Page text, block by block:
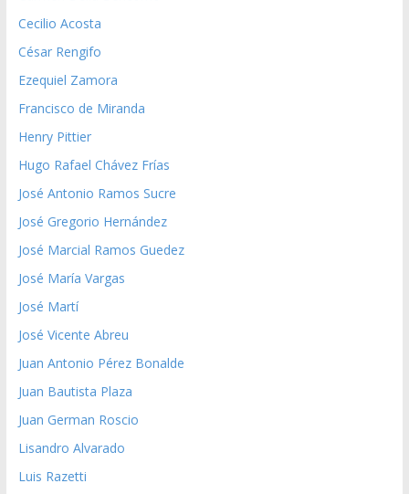
Cecilio Acosta
César Rengifo
Ezequiel Zamora
Francisco de Miranda
Henry Pittier
Hugo Rafael Chávez Frías
José Antonio Ramos Sucre
José Gregorio Hernández
José Marcial Ramos Guedez
José María Vargas
José Martí
José Vicente Abreu
Juan Antonio Pérez Bonalde
Juan Bautista Plaza
Juan German Roscio
Lisandro Alvarado
Luis Razetti